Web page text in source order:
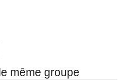
même groupe